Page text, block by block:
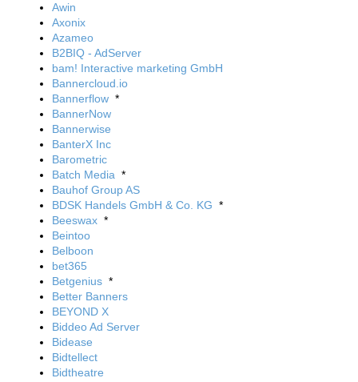
Awin
Axonix
Azameo
B2BIQ - AdServer
bam! Interactive marketing GmbH
Bannercloud.io
Bannerflow *
BannerNow
Bannerwise
BanterX Inc
Barometric
Batch Media *
Bauhof Group AS
BDSK Handels GmbH & Co. KG *
Beeswax *
Beintoo
Belboon
bet365
Betgenius *
Better Banners
BEYOND X
Biddeo Ad Server
Bidease
Bidtellect
Bidtheatre